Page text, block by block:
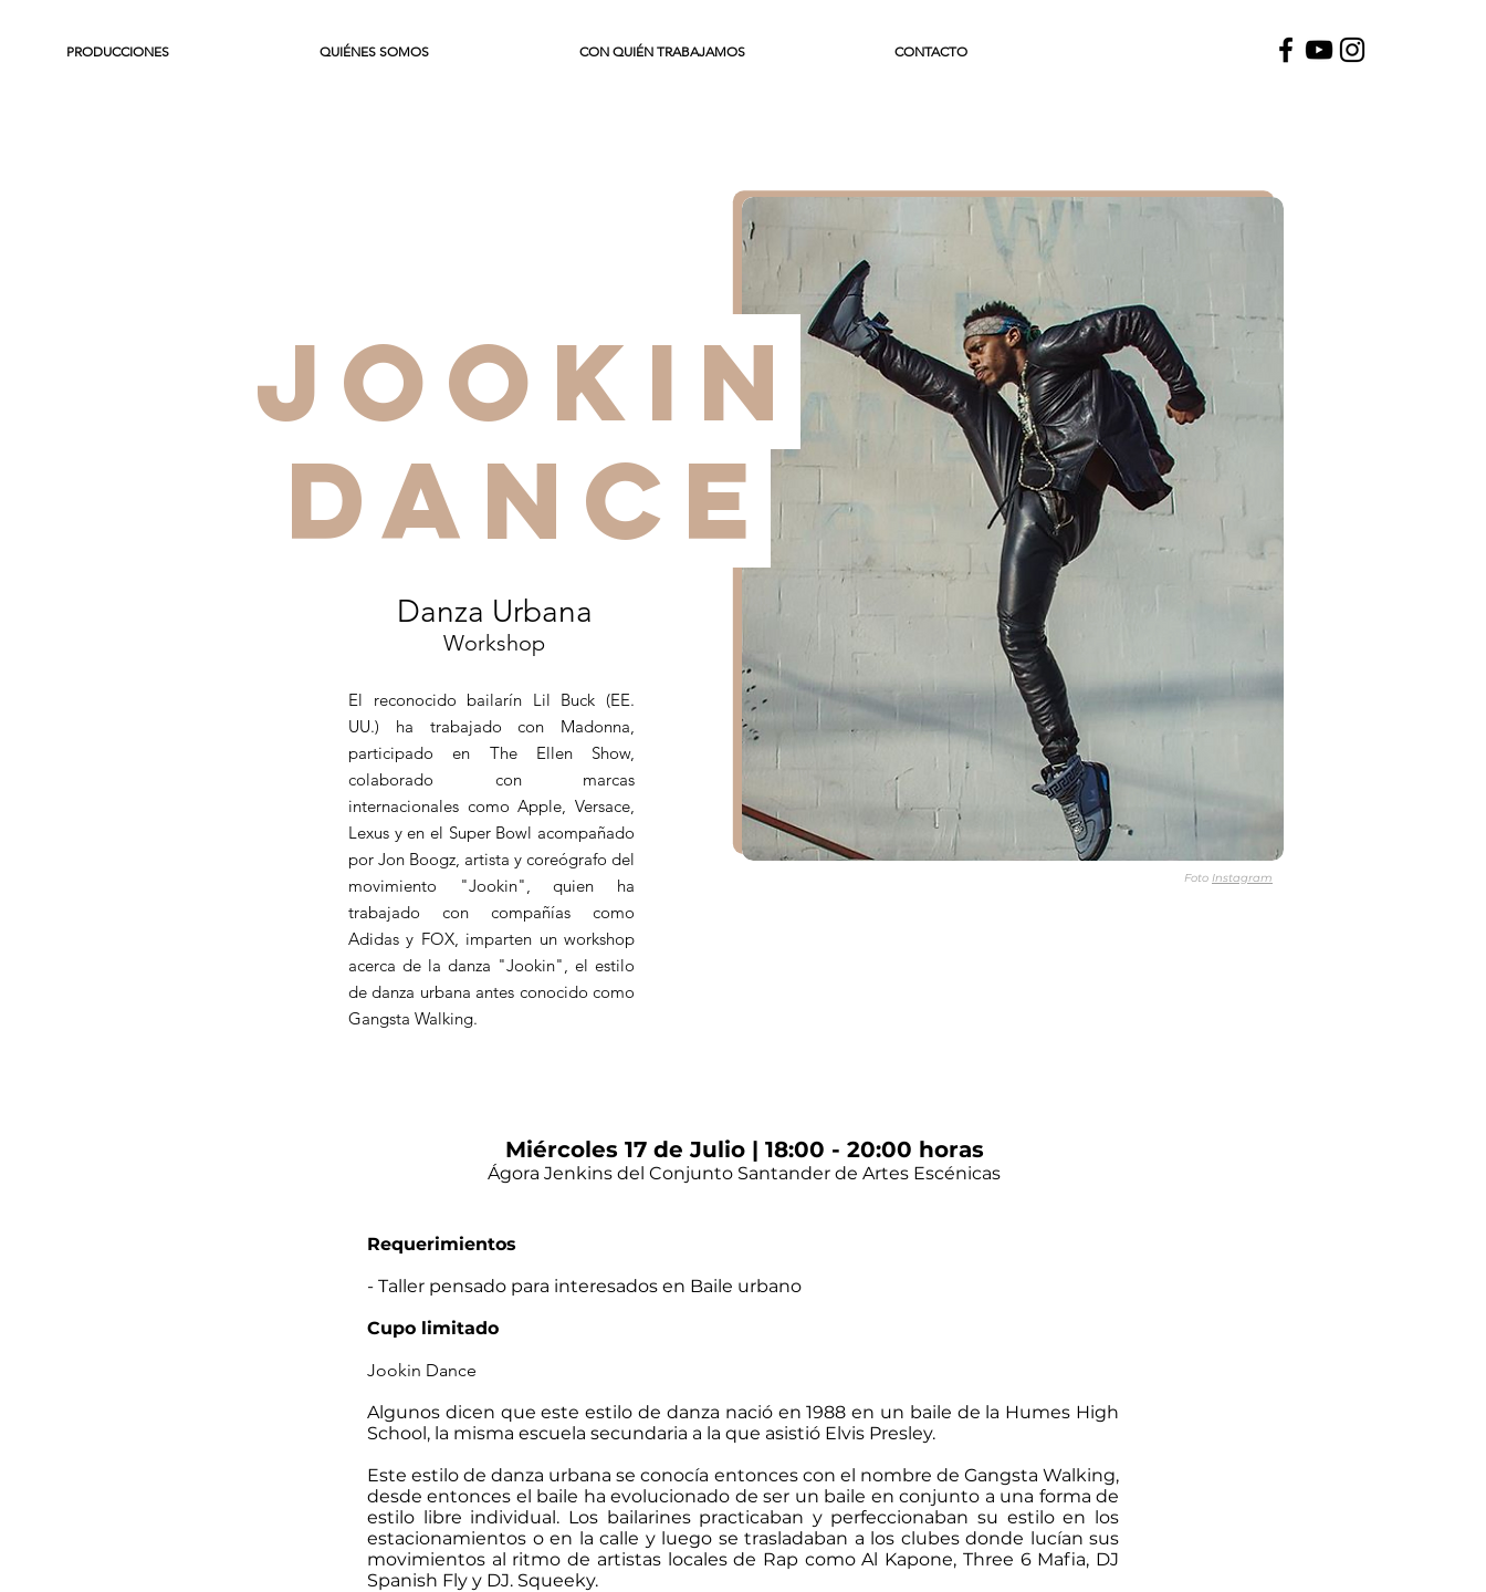
PRODUCCIONES QUIÉNES SOMOS CON QUIÉN TRABAJAMOS CONTACTO
JOOKIN
DANCE
El reconocido bailarín Lil Buck (EE.
UU.) ha trabajado con Madonna,
participado en The Ellen Show,
colaborado con marcas
internacionales como Apple, Versace,
Lexus y en el Super Bowl acompañado
por Jon Boogz, artista y coreógrafo del
movimiento "Jookin", quien ha
trabajado con compañías como
Adidas y FOX, imparten un workshop
acerca de la danza "Jookin", el estilo
de danza urbana antes conocido como
Gangsta Walking.
Danza Urbana
Workshop
Foto Instagram
Miércoles 17 de Julio | 18:00 - 20:00 horas
Ágora Jenkins del Conjunto Santander de Artes Escénicas
Requerimientos​
- Taller pensado para interesados en Baile urbano
Cupo limitado
Jookin Dance
Algunos dicen que este estilo de danza nació en 1988 en un baile de la Humes High
School, la misma escuela secundaria a la que asistió Elvis Presley.
Este estilo de danza urbana se conocía entonces con el nombre de Gangsta Walking,
desde entonces el baile ha evolucionado de ser un baile en conjunto a una forma de
estilo libre individual. Los bailarines practicaban y perfeccionaban su estilo en los
estacionamientos o en la calle y luego se trasladaban a los clubes donde lucían sus
movimientos al ritmo de artistas locales de Rap como Al Kapone, Three 6 Mafia, DJ
Spanish Fly y DJ. Squeeky.